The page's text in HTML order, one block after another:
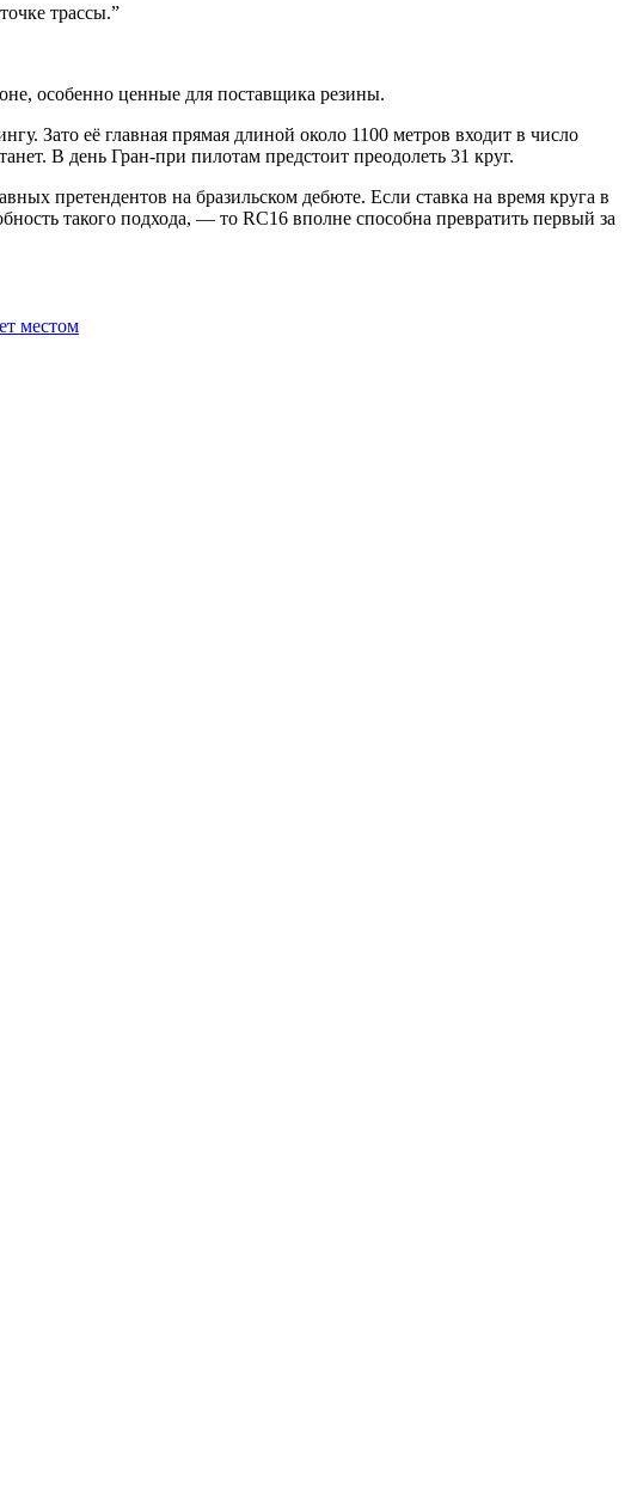
трассы.”
особенно ценные для поставщика резины.
Зато её главная прямая длиной около 1100 метров входит в число
В день Гран-при пилотам предстоит преодолеть 31 круг.
претендентов на бразильском дебюте. Если ставка на время круга в
такого подхода, — то RC16 вполне способна превратить первый за
местом